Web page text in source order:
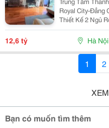
Royal City-Đẳng
Thiết Kế 2 Ngủ Rộng Rãi, 2
Chung C7W
Ích-Sổ Đỏ
12,6 tỷ Hà Nội
1 2
Bạn có muốn tìm thêm